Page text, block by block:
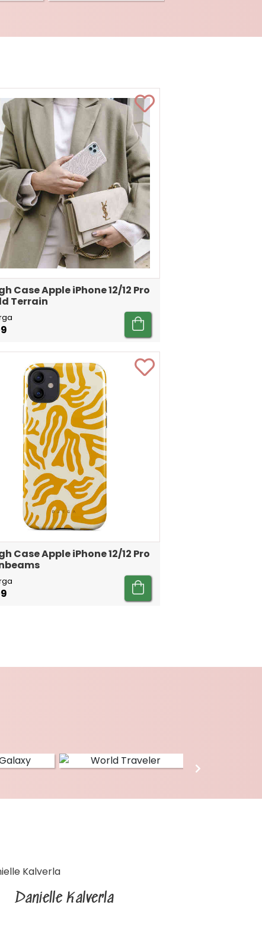
Case Apple iPhone 12/12 Pro
Terrain
Case Apple iPhone 12/12 Pro
Danielle Kalverla